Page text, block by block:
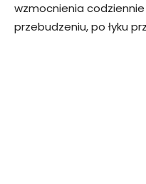
wzmocnienia
przebudzeniu, po łyku